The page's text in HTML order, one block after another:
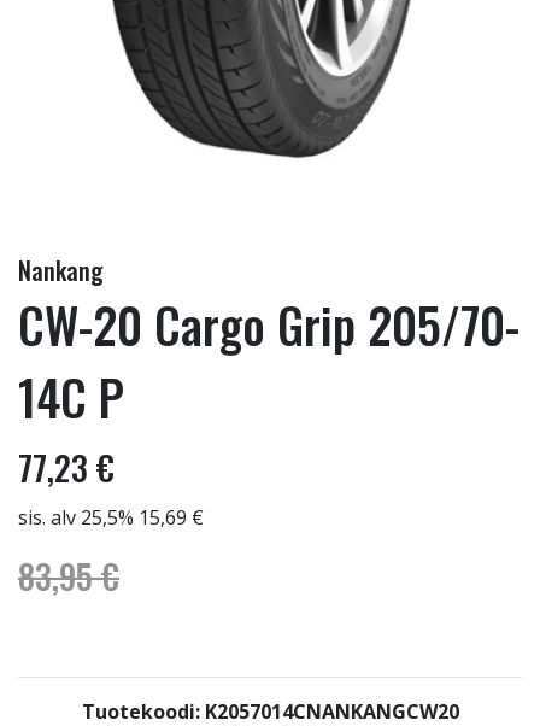
Nankang
CW-20 Cargo Grip 205/70-
14C P
77,23 €
sis. alv 25,5% 15,69 €
83,95 €
Tuotekoodi: K2057014CNANKANGCW20